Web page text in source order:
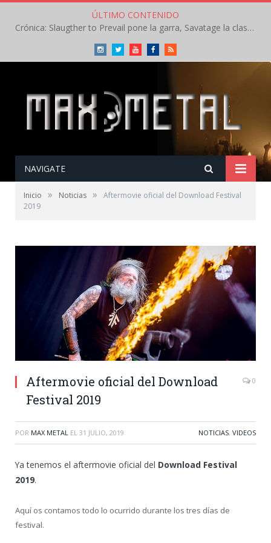
ÚLTIMO CONTENIDO
Crónica: Slaugther to Prevail pone la garra, Savatage la clase en la apertura del Leyendas del Rock – Miércoles – Agosto 2026
InstagramTwitterYoutubeFacebookRSS
NAVIGATE
Inicio » Noticias »
Aftermovie oficial del Download Festival
2019
Aftermovie oficial del Download
Festival 2019
0
POR MAX METAL EL 31 JULIO, 2019 NOTICIAS, VIDEOS
Ya tenemos el aftermovie oficial del Download Festival
2019.
Aquí os contamos todo lo ocurrido durante los tres días de
festival.